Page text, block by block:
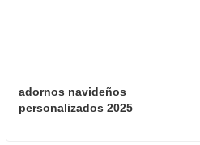
adornos navideños
personalizados 2025